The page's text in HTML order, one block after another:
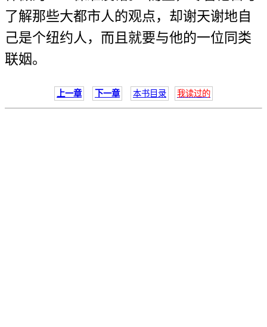
了解那些大都市人的观点，却谢天谢地自
己是个纽约人，而且就要与他的一位同类
联姻。
上一章 下一章 本书目录 我读过的